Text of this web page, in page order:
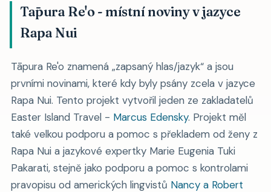
Tāpura Re'o - místní noviny v jazyce
Rapa Nui
Tāpura Re'o znamená zapsaný hlas/jazyk a jsou
prvními novinami, které kdy byly psány zcela v jazyce
Rapa Nui. Tento projekt vytvořil jeden ze zakladatelů
Easter Island Travel - Marcus Edensky. Projekt měl
také velkou podporu a pomoc s překladem od ženy z
Rapa Nui a jazykové expertky Marie Eugenia Tuki
Pakarati, stejně jako podporu a pomoc s kontrolami
pravopisu od amerických lingvistů Nancy a Robert